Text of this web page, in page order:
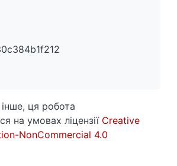
ця робота
на умовах ліцензії Creative
NonCommercial 4.0